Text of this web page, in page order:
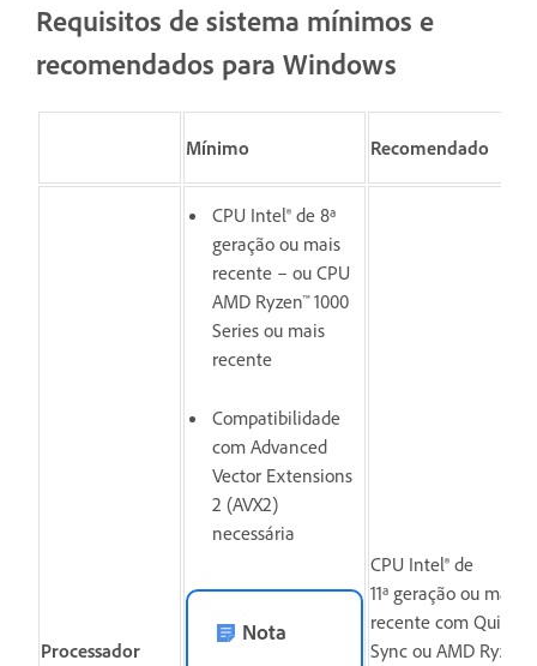
Requisitos de sistema mínimos e
recomendados para Windows
Mínimo Recomendado
Processador
CPU Intel® de 8ª
geração ou mais
recente – ou CPU
AMD Ryzen™ 1000
Series ou mais
recente
Compatibilidade
com Advanced
Vector Extensions
2 (AVX2)
necessária
Nota
CPU Intel® de
11ª geração ou mais
recente com Quick
Sync ou AMD Ryzen™